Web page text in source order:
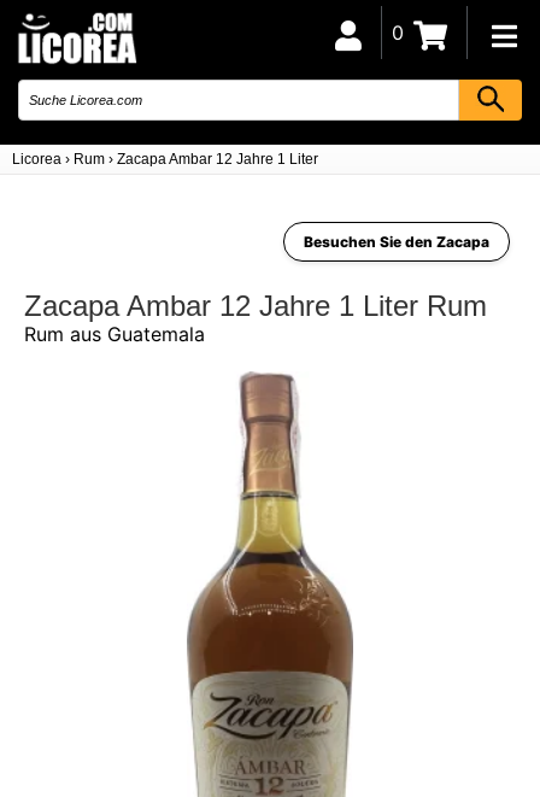
Licorea › Rum › Zacapa Ambar 12 Jahre 1 Liter
0
Besuchen Sie den Zacapa
Zacapa Ambar 12 Jahre 1 Liter Rum
Rum aus Guatemala